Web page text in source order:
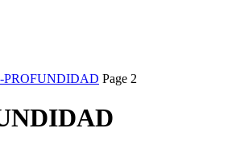
PROFUNDIDAD Page 2